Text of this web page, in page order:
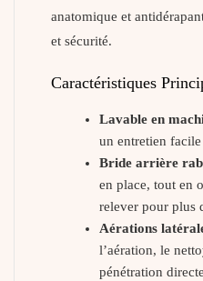
anatomique et
et sécurité.
Caractéristiques
Lavable en
un entretien
Bride arrière
en place, tout en
relever pour plus
Aérations
l’aération, le
pénétration